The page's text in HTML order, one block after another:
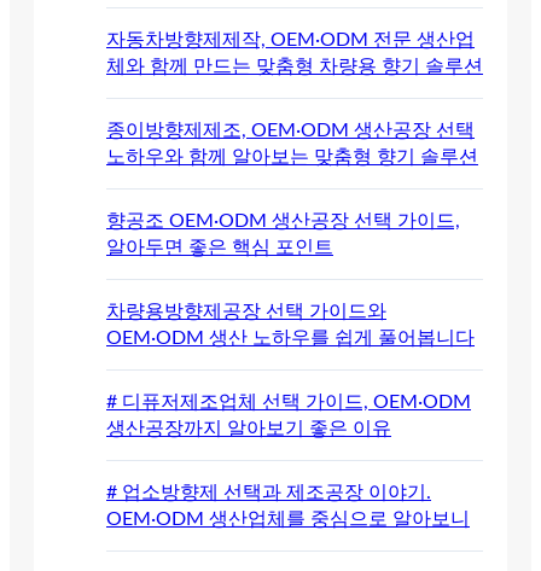
자동차방향제제작, OEM·ODM 전문 생산업
체와 함께 만드는 맞춤형 차량용 향기 솔루션
종이방향제제조, OEM·ODM 생산공장 선택
노하우와 함께 알아보는 맞춤형 향기 솔루션
향공조 OEM·ODM 생산공장 선택 가이드,
알아두면 좋은 핵심 포인트
차량용방향제공장 선택 가이드와
OEM·ODM 생산 노하우를 쉽게 풀어봅니다
# 디퓨저제조업체 선택 가이드, OEM·ODM
생산공장까지 알아보기 좋은 이유
# 업소방향제 선택과 제조공장 이야기.
OEM·ODM 생산업체를 중심으로 알아보니